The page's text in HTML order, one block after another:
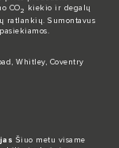
CO2
kiekio ir degalų
ratlankių. Sumontavus
Whitley, Coventry
Šiuo metu visame